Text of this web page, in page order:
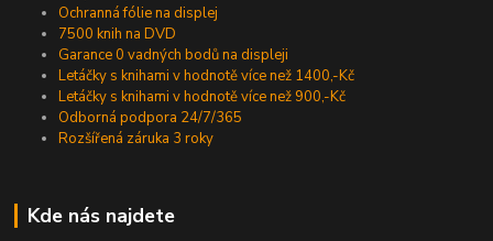
Ochranná fólie na displej
7500 knih na DVD
Garance 0 vadných bodů na displeji
Letáčky s knihami v hodnotě více než 1400,-Kč
Letáčky s knihami v hodnotě více než 900,-Kč
Odborná podpora 24/7/365
Rozšířená záruka 3 roky
Kde nás najdete